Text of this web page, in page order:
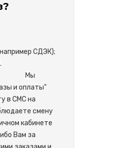
СДЭК);
и e-mail.
Мы
и оплаты"
в СМС на
смену
кабинете
Вам за